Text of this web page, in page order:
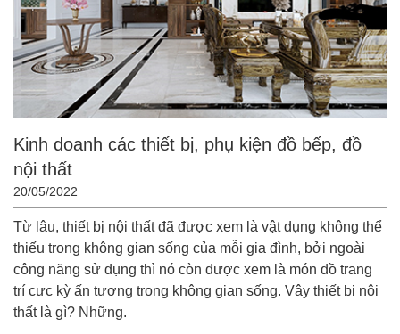
Kinh doanh các thiết bị, phụ kiện đồ bếp, đồ
nội thất
20/05/2022
Từ lâu, thiết bị nội thất đã được xem là vật dụng không thể
thiếu trong không gian sống của mỗi gia đình, bởi ngoài
công năng sử dụng thì nó còn được xem là món đồ trang
trí cực kỳ ấn tượng trong không gian sống. Vậy thiết bị nội
thất là gì? Những.